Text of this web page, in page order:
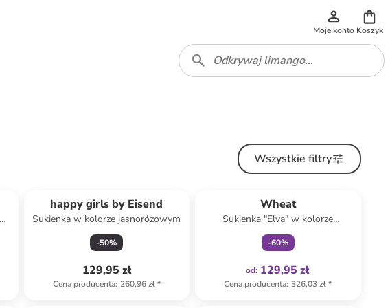
Moje konto Koszyk
Wszystkie filtry
happy girls by Eisend
Sukienka w kolorze jasnoróżowym
-50%
129,95 zł
Cena producenta: 260,96 zł*
Wheat
Sukienka "Elva" w kolorze
turkusowym
-60%
od: 129,95 zł
Cena producenta: 326,03 zł*